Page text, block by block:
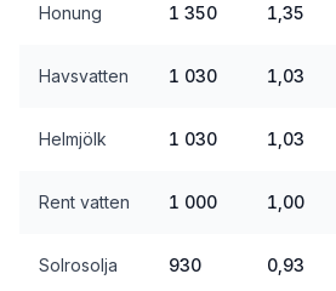
Honung 1 350 1,35
Havsvatten 1 030 1,03
Helmjölk 1 030 1,03
Rent vatten 1 000 1,00
Solrosolja 930 0,93